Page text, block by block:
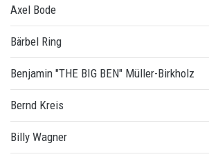
Axel Bode
Bärbel Ring
Benjamin "THE BIG BEN" Müller-Birkholz
Bernd Kreis
Billy Wagner